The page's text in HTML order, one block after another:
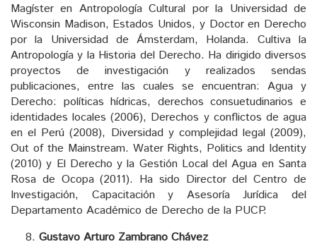
Magíster en Antropología Cultural por la Universidad de
Wisconsin Madison, Estados Unidos, y Doctor en Derecho
por la Universidad de Ámsterdam, Holanda. Cultiva la
Antropología y la Historia del Derecho. Ha dirigido diversos
proyectos de investigación y realizados sendas
publicaciones, entre las cuales se encuentran: Agua y
Derecho: políticas hídricas, derechos consuetudinarios e
identidades locales (2006), Derechos y conflictos de agua
en el Perú (2008), Diversidad y complejidad legal (2009),
Out of the Mainstream. Water Rights, Politics and Identity
(2010) y El Derecho y la Gestión Local del Agua en Santa
Rosa de Ocopa (2011). Ha sido Director del Centro de
Investigación, Capacitación y Asesoría Jurídica del
Departamento Académico de Derecho de la PUCP.
Gustavo Arturo Zambrano Chávez